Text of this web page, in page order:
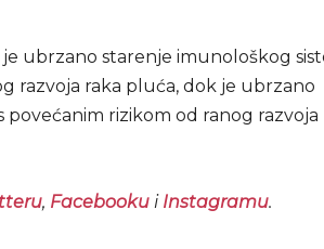
ubrzano starenje imunološkog
razvoja raka pluća, dok je ubrzano
rizikom od ranog razvoja
, Facebookui Instagramu.